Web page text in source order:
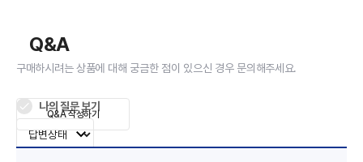
Q&A
구매하시려는 상품에 대해 궁금한 점이 있으신 경우 문의해주세요.
나의 질문 보기
Q&A 작성하기